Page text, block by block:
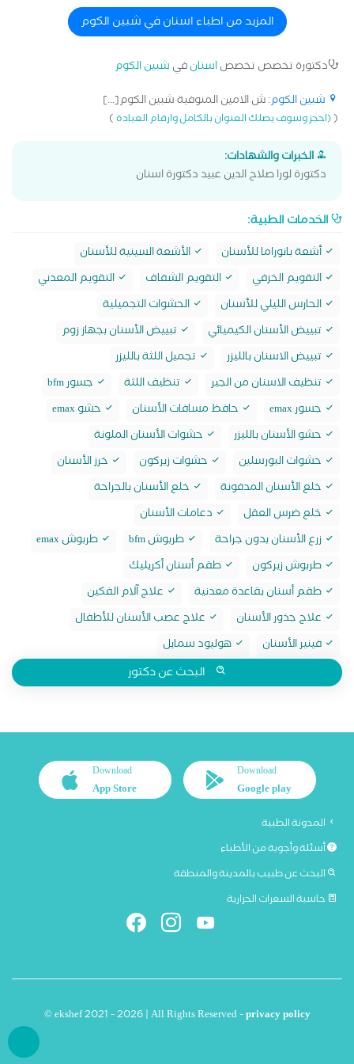
الاطفال و تعديل مشاكل العضم فى بدايه النمو
المزيد من اطباء اسنان في شبين الكوم
دكتورة تخصص تخصصاسنانفي شبين الكوم
شبين الكوم: ش الامين المنوفية شبين الكوم[...]
((احجز وسوف يصلك العنوان بالكامل وارقام العيادة)
الخبرات والشهادات:
دكتورة لورا صلاح الدين عبيد دكتورة اسنان
الخدمات الطبية:
أشعة بانوراما للأسنان
الأشعة السينية للأسنان
التقويم الخزفي
التقويم الشفاف
التقويم المعدني
الحارس الليلي للأسنان
الحشوات التجميلية
تبييض الأسنان الكيميائي
تبييض الأسنان بجهاز زوم
تبييض الاسنان بالليزر
تجميل اللثة بالليزر
تنظيف الاسنان من الجير
تنظيف اللثة
جسور bfm
جسور emax
حافظ مسافات الأسنان
حشو emax
حشو الأسنان بالليزر
حشوات الأسنان الملونة
حشوات البورسلين
حشوات زيركون
خرز الأسنان
خلع الأسنان المدفونة
خلع الأسنان بالجراحة
خلع ضرس العقل
دعامات الأسنان
زرع الأسنان بدون جراحة
طربوش bfm
طربوش emax
طربوش زيركون
طقم أسنان أكريليك
طقم أسنان بقاعدة معدنية
علاج آلام الفكين
علاج جذور الأسنان
علاج عصب الأسنان للأطفال
فينير الأسنان
هوليود سمايل
البحث عن دكتور
Download
Google play
Download
App Store
المدونة الطبية
أسئلة وأجوبة من الأطباء
البحث عن طبيب بالمدينة والمنطقة
حاسبة السعرات الحرارية
© ekshef 2021 - 2026 | All Rights Reserved -privacy policy